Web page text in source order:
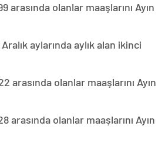
arasında olanlar maaşlarını Ayın
aylarında aylık alan ikinci
arasında olanlar maaşlarını Ayın
arasında olanlar maaşlarını Ayın